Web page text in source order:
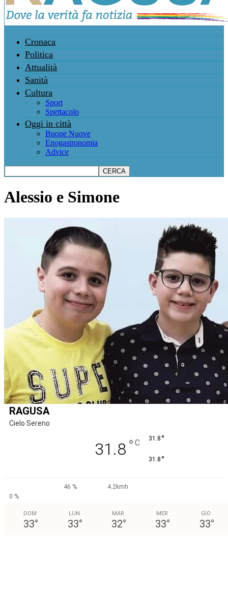
Cronaca
Politica
Attualità
Sanità
Cultura
Sport
Spettacolo
Oggi in città
Buone Nuove
Enogastronomia
Advice
Alessio e Simone
RAGUSA
Cielo Sereno
31.8 ° C 31.8 °
31.8 °
46 %
4.2kmh
0 %
DOM
33°
LUN
33°
MAR
32°
MER
33°
GIO
33°